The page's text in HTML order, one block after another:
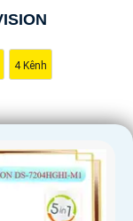
mức giá hợp lý,
đơn giản và dễ sử
với giá ưu đãi,
phẩm an ninh uy
sẽ được tư vấn cụ
4 Kênh